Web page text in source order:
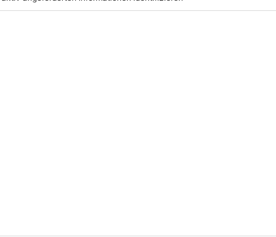
Nacht an (die
DEAL